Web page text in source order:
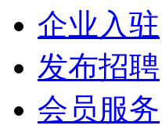
企业入驻
发布招聘
会员服务